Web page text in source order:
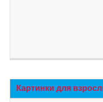
Картинки для